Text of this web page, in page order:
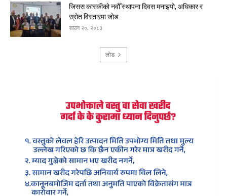
जिसस कास्कीको नवौँ स्थापना दिवस मनाइयो, अधिकार र
स्रोत विस्तारमा जोड
साउन २०, २०८३
लोड